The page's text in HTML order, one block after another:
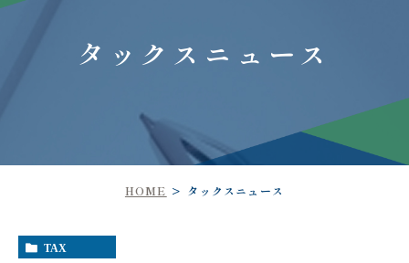
タックスニュース
HOME タックスニュース
TAX